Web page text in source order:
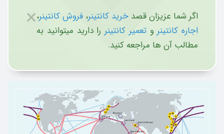
× اگر شما عزیزان قصد خرید کانتینر، فروش کانتینر،
اجاره کانتینر وتعمیر کانتینر را دارید میتوانید به
مطالب آن ها مراجعه کنید.